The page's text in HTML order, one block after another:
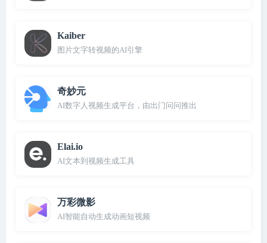
Kaiber
图片文字转视频的AI引擎
奇妙元
AI数字人视频生成平台，由出门问问推出
Elai.io
AI文本到视频生成工具
万彩微影
AI智能自动生成动画短视频